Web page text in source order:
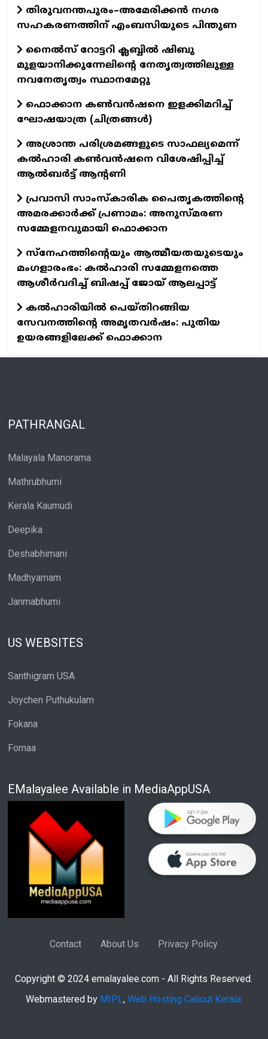
തിരുവനന്തപുരം–അമേരിക്കൻ നഗര
സഹകരണത്തിന് എംബസിയുടെ പിന്തുണ
നൈല്‍സ് റോട്ടറി ക്ലബ്ബില്‍ ഷിബു
മുളയാനിക്കുന്നേലിന്റെ നേതൃത്വത്തിലുള്ള
നവനേതൃത്വം സ്ഥാനമേറ്റു
ഫൊക്കാന കണ്‍വന്‍ഷനെ ഇളക്കിമറിച്ച്
ഘോഷയാത്ര (ചിത്രങ്ങള്‍)
അശ്രാന്ത പരിശ്രമങ്ങളുടെ സാഫല്യമെന്ന്
കൽഹാരി കൺവൻഷനെ വിശേഷിപ്പിച്ച്
ആൽബർട്ട് ആന്റണി
പ്രവാസി സാംസ്കാരിക പൈതൃകത്തിന്റെ
അമരക്കാർക്ക് പ്രണാമം: അനുസ്മരണ
സമ്മേളനവുമായി ഫൊക്കാന
സ്നേഹത്തിന്റെയും ആത്മീയതയുടെയും
മംഗളാരംഭം: കൽഹാരി സമ്മേളനത്തെ
ആശീർവദിച്ച് ബിഷപ്പ് ജോയ് ആലപ്പാട്ട്
കൽഹാരിയിൽ പെയ്തിറങ്ങിയ
സേവനത്തിന്റെ അമൃതവർഷം: പുതിയ
ഉയരങ്ങളിലേക്ക് ഫൊക്കാന
PATHRANGAL
Malayala Manorama
Mathrubhumi
Kerala Kaumudi
Deepika
Deshabhimani
Madhyamam
Janmabhumi
US WEBSITES
Santhigram USA
Joychen Puthukulam
Fokana
Fomaa
EMalayalee Available in MediaAppUSA
Contact About Us Privacy Policy
Copyright © 2024 emalayalee.com - All Rights Reserved.
Webmastered by MIPL, Web Hosting Calicut Kerala